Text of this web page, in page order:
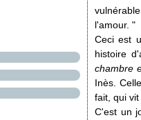
l'amour. "
Ceci est
histoire
chambre
Inès.
fait, qui
C'est un